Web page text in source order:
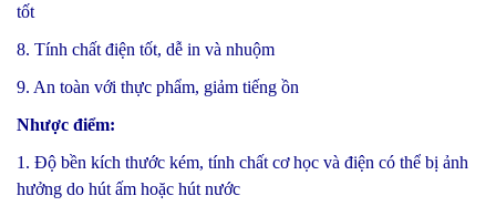
tốt
8. Tính chất điện tốt, dễ in và nhuộm
9. An toàn với thực phẩm, giảm tiếng ồn
Nhược điểm:
1. Độ bền kích thước kém, tính chất cơ học và điện có thể bị ảnh
hưởng do hút ấm hoặc hút nước